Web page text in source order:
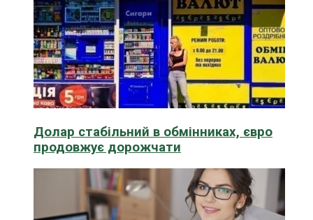
Долар стабільний в обмінниках, євро
продовжує дорожчати